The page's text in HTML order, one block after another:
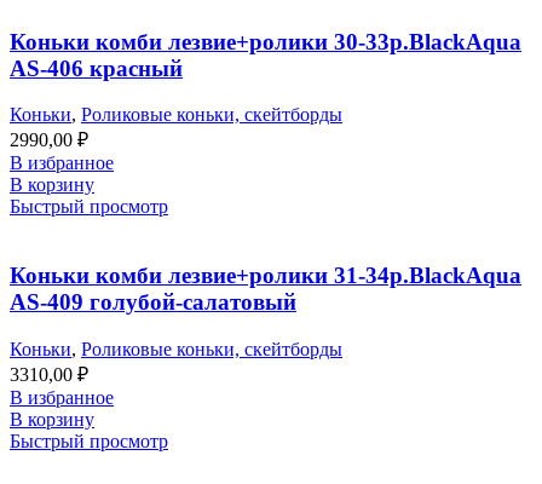
Коньки комби лезвие+ролики 30-33р.BlackAqua
AS-406 красный
Коньки, Роликовые коньки, скейтборды
2990,00 ₽
В избранное
В корзину
Быстрый просмотр
Коньки комби лезвие+ролики 31-34р.BlackAqua
AS-409 голубой-салатовый
Коньки, Роликовые коньки, скейтборды
3310,00 ₽
В избранное
В корзину
Быстрый просмотр